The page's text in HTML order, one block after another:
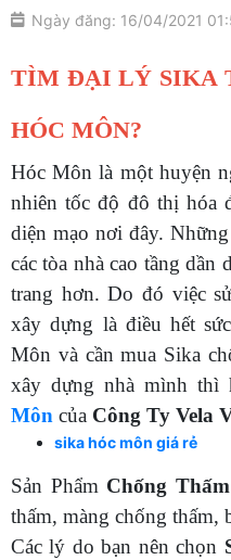
Ngày đăng: 16/04/2021
TÌM ĐẠI LÝ SIKA
HÓC MÔN?
Hóc Môn là một huyện
nhiên tốc độ đô thị hóa
diện mạo nơi đây.
các tòa nhà cao tầng dần
trang hơn. Do đó việc
xây dựng là điều hết
Môn và cần mua Sika
xây dựng nhà mình thì
Môn của Công Ty Vela
sika hóc môn giá rẻ
Sản Phẩm Chống
thấm, màng chống thấm,
Các lý do bạn nên chọn